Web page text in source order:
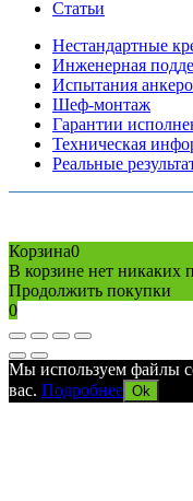
Статьи
Нестандартные
Инженерная
Испытания
Шеф-монтаж
Гарантии
Техническая
Реальные
Корзина0
В корзине нет никаких
Продолжить покупки
0
Мы используем файлы
вас. Подробнее Ok